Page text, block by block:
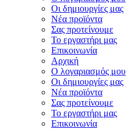
Οι δημιουργίες μας
Νέα προϊόντα
Σας προτείνουμε
Το εργαστήρι μας
Επικοινωνία
Αρχική
Ο λογαριασμός μου
Οι δημιουργίες μας
Νέα προϊόντα
Σας προτείνουμε
Το εργαστήρι μας
Επικοινωνία